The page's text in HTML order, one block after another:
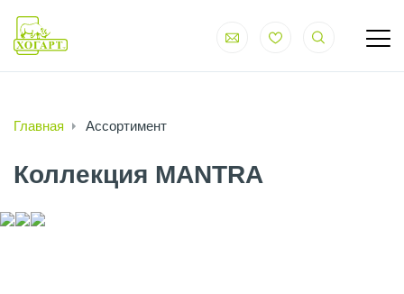
Главная Ассортимент
Коллекция MANTRA